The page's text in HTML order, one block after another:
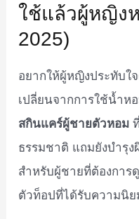
ใช้แล้วผู้หญิง
2025)
อยากให้ผู้หญิงประทับใ
เปลี่ยนจากการใช้น้ำห
สกินแคร์ผู้ชายตัวหอม
ธรรมชาติ แถมยังบำรุ
สำหรับผู้ชายที่ต้องการ
ตัวท็อปที่ได้รับความนิย